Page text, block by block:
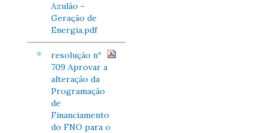
Azulão -
Geração de
Energia.pdf
resolução nº
709 Aprovar a
alteração da
Programação
de
Financiamento
do FNO para o